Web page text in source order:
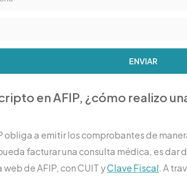
ENVIAR
en AFIP, ¿cómo realizo
obliga a emitir los comprobantes de
facturar una consulta médica, es dar
de AFIP, con CUIT yClave Fiscal. A